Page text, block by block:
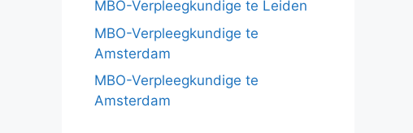
MBO-Verpleegkundige te Leiden
MBO-Verpleegkundige te
Amsterdam
MBO-Verpleegkundige te
Amsterdam